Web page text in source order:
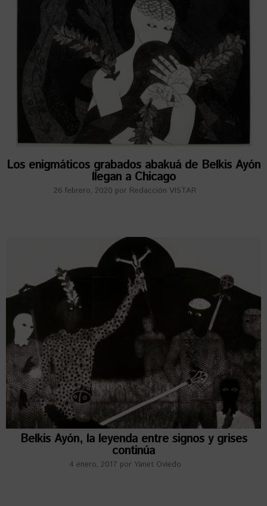
Los enigmáticos grabados abakuá de Belkis Ayón
llegan a Chicago
26 febrero, 2020 por Redacción VISTAR
Belkis Ayón, la leyenda entre signos y grises
continúa
4 enero, 2017 por Yanet Oviedo